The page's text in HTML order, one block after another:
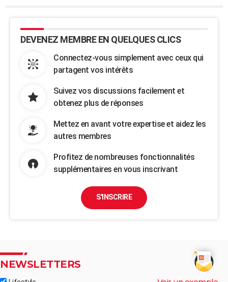
DEVENEZ MEMBRE EN QUELQUES CLICS
Connectez-vous simplement avec ceux qui
partagent vos intérêts
Suivez vos discussions facilement et
obtenez plus de réponses
Mettez en avant votre expertise et aidez les
autres membres
Profitez de nombreuses fonctionnalités
supplémentaires en vous inscrivant
S'INSCRIRE
NEWSLETTERS